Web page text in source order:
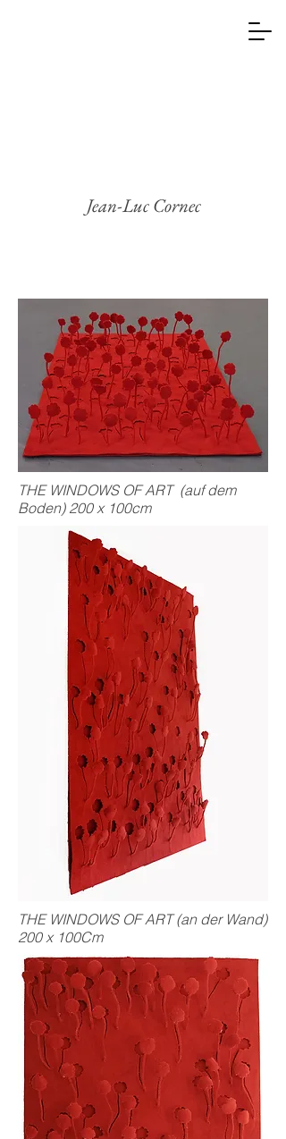
Jean-Luc Cornec
THE WINDOWS OF ART (auf dem
Boden) 200 x 100cm
THE WINDOWS OF ART (an der Wand)
200 x 100Cm